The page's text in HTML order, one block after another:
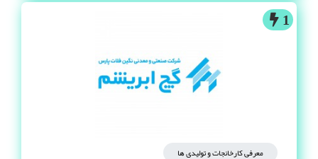
1
معرفی کارخانجات و تولیدی ها